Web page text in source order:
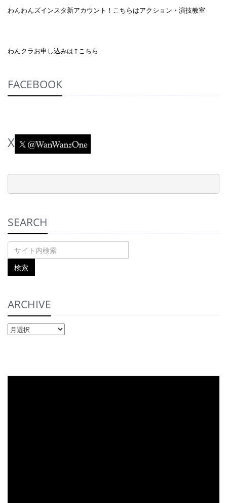
わんわんズインスタ新アカウント！こちらはアクション・演技教室
わんクラお申し込みは↑こちら
FACEBOOK
X
SEARCH
ARCHIVE
ARCHIVE